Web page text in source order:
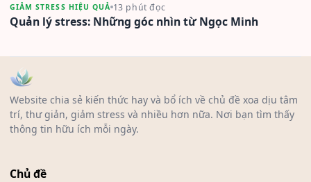
GIẢM STRESS HIỆU QUẢ 13 phút đọc
Quản lý stress: Những góc nhìn từ Ngọc Minh
Website chia sẻ kiến thức hay và bổ ích về chủ đề xoa dịu tâm
trí, thư giản, giảm stress và nhiều hơn nữa. Nơi bạn tìm thấy
thông tin hữu ích mỗi ngày.
Chủ đề